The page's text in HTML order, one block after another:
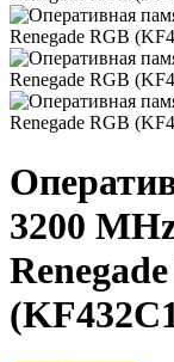
3200